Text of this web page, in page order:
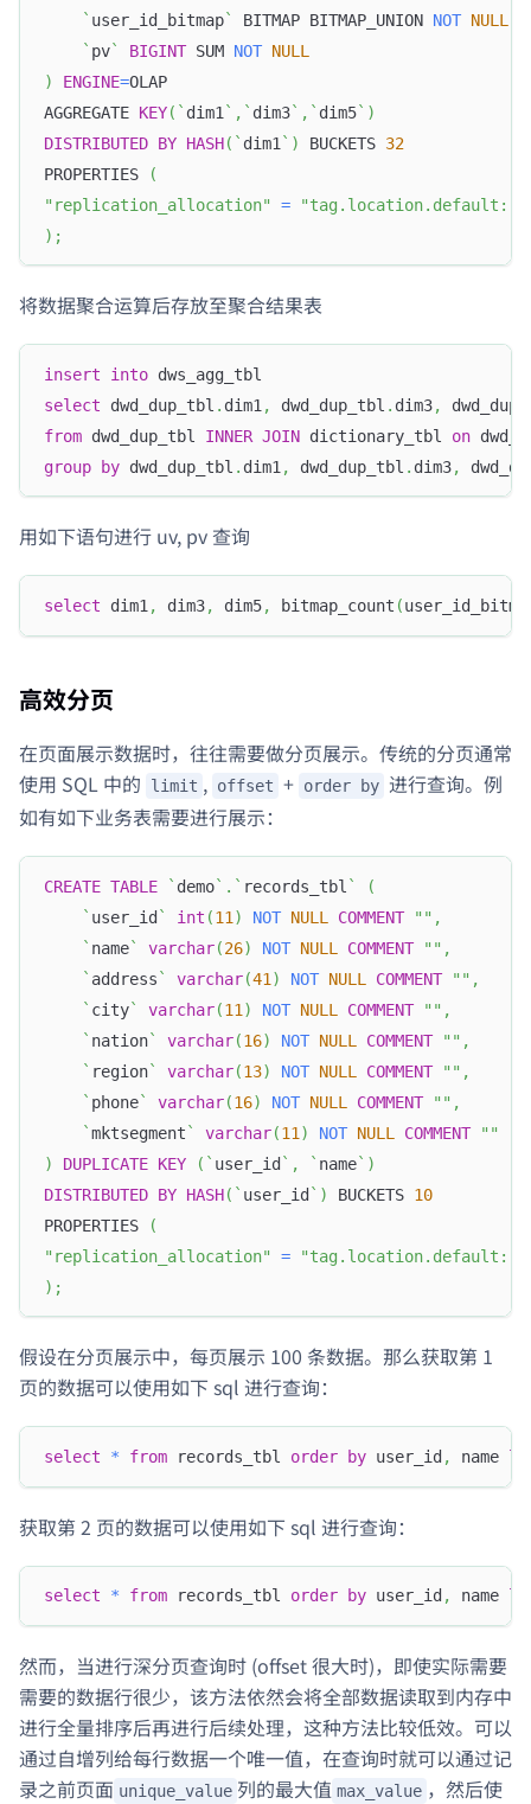
` user_id_bitmap` BITMAP BITMAP_UNION NOT NULL
` pv` BIGINT SUM NOT NULL
)
ENGINE=OLAP
AGGREGATE KEY( ` dim1 ` , ` dim3` , ` dim5` )
DISTRIBUTED BY HASH( ` dim1 ` ) BUCKETS 32
PROPERTIES
(
"replication_allocation"
=
"tag.location.default:
) ;
将数据聚合运算后存放至聚合结果表
insert into dws_agg_tbl
select dwd_dup_tbl . dim1 , dwd_dup_tbl . dim3,
from dwd_dup_tbl INNER JOIN dictionary_tbl on
group
by dwd_dup_tbl . dim1 , dwd_dup_tbl . dim3,
用如下语句进行 uv, pv 查询
select dim1 , dim3, dim5, bitmap_count (
高效分页
在页面展示数据时，往往需要做分页展示。传统的分页通常
使用 SQL 中的
limit , offset + order by 进行查询。例
如有如下业务表需要进行展示：
CREATE TABLE ` demo` . ` records_tbl `
(
` user_id ` int (11 ) NOT NULL COMMENT "" ,
` name` varchar(26) NOT NULL COMMENT "" ,
` address ` varchar(41 ) NOT NULL COMMENT "" ,
` city` varchar(11 ) NOT NULL COMMENT "" ,
` nation` varchar(16) NOT NULL COMMENT "" ,
` region` varchar(13) NOT NULL COMMENT "" ,
` phone` varchar(16) NOT NULL COMMENT "" ,
`mktsegment ` varchar(11 ) NOT NULL COMMENT
""
)
DUPLICATE KEY ( ` user_id ` , ` name` )
DISTRIBUTED BY HASH( ` user_id ` ) BUCKETS 10
PROPERTIES
(
"replication_allocation"
=
"tag.location.default:
) ;
假设在分页展示中，每页展示 100 条数据。那么获取第 1
页的数据可以使用如下 sql 进行查询：
select * from records_tbl order by user_id , name
获取第 2 页的数据可以使用如下 sql 进行查询：
select * from records_tbl order by user_id , name
然而，当进行深分页查询时 (offset 很大时)，即使实际需要
需要的数据行很少，该方法依然会将全部数据读取到内存中
进行全量排序后再进行后续处理，这种方法比较低效。可以
通过自增列给每行数据一个唯一值，在查询时就可以通过记
录之前页面 unique_value 列的最大值 max_value ，然后使